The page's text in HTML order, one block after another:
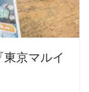
京マルイ